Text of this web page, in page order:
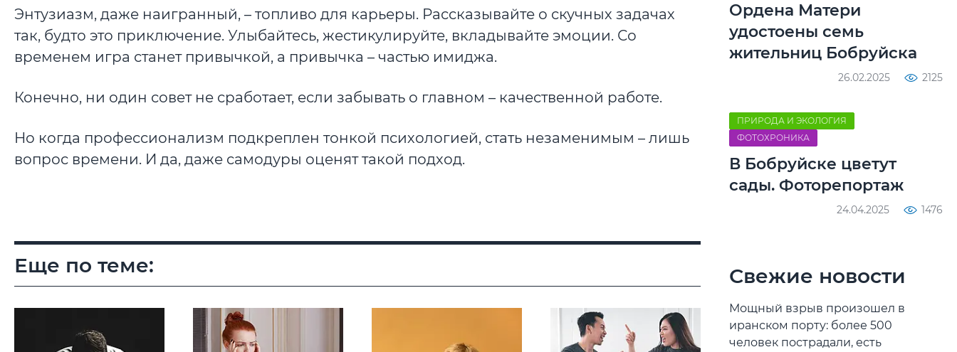
Энтузиазм, даже наигранный, – топливо для карьеры. Рассказывайте о скучных задачах
так, будто это приключение. Улыбайтесь, жестикулируйте, вкладывайте эмоции. Со
временем игра станет привычкой, а привычка – частью имиджа.
Конечно, ни один совет не сработает, если забывать о главном – качественной работе.
Но когда профессионализм подкреплен тонкой психологией, стать незаменимым – лишь
вопрос времени. И да, даже самодуры оценят такой подход.
Еще по теме:
Ордена Матери
удостоены семь
жительниц Бобруйска
26.02.2025 2125
ПРИРОДА И ЭКОЛОГИЯ
ФОТОХРОНИКА
В Бобруйске цветут
сады. Фоторепортаж
24.04.2025 1476
Свежие новости
Мощный взрыв произошел в
иранском порту: более 500
человек пострадали, есть